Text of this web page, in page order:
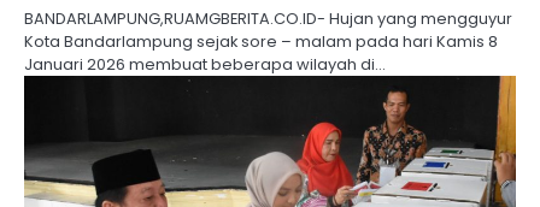
BANDARLAMPUNG,RUAMGBERITA.CO.ID- Hujan yang mengguyur
Kota Bandarlampung sejak sore – malam pada hari Kamis 8
Januari 2026 membuat beberapa wilayah di…